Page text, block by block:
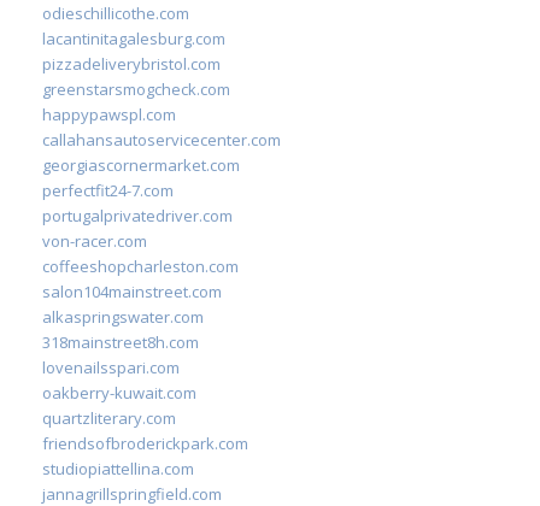
odieschillicothe.com
lacantinitagalesburg.com
pizzadeliverybristol.com
greenstarsmogcheck.com
happypawspl.com
callahansautoservicecenter.com
georgiascornermarket.com
perfectfit24-7.com
portugalprivatedriver.com
von-racer.com
coffeeshopcharleston.com
salon104mainstreet.com
alkaspringswater.com
318mainstreet8h.com
lovenailsspari.com
oakberry-kuwait.com
quartzliterary.com
friendsofbroderickpark.com
studiopiattellina.com
jannagrillspringfield.com